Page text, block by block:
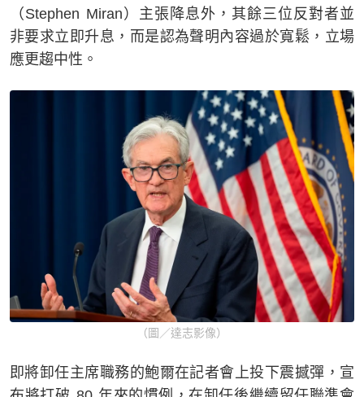
（Stephen Miran）主張降息外，其餘三位反對者並
非要求立即升息，而是認為聲明內容過於寬鬆，立場
應更趨中性。
（圖／達志影像）
即將卸任主席職務的鮑爾在記者會上投下震撼彈，宣